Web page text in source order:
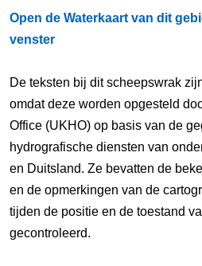
Open de Waterkaart van dit
venster
De teksten bij dit scheepswrak
omdat deze worden opgesteld
Office (UKHO) op basis van de
hydrografische diensten van
en Duitsland. Ze bevatten de
en de opmerkingen van de
tijden de positie en de toestand
gecontroleerd.